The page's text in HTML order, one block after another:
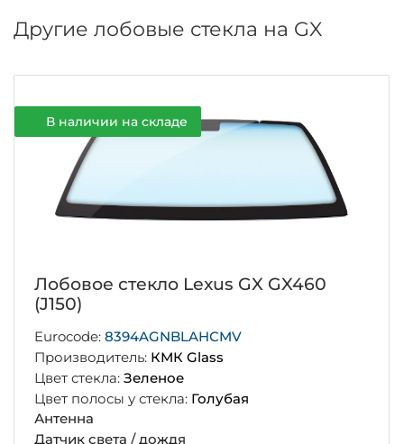
Другие лобовые стекла на GX
В наличии на складе
Лобовое стекло Lexus GX GX460
(J150)
Eurocode:8394AGNBLAHСMV
Производитель: КМК Glass
Цвет стекла:Зеленое
Цвет полосы у стекла: Голубая
Антенна
Датчик света / дождя